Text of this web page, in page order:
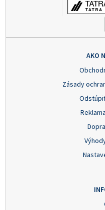
AKO
Zásady